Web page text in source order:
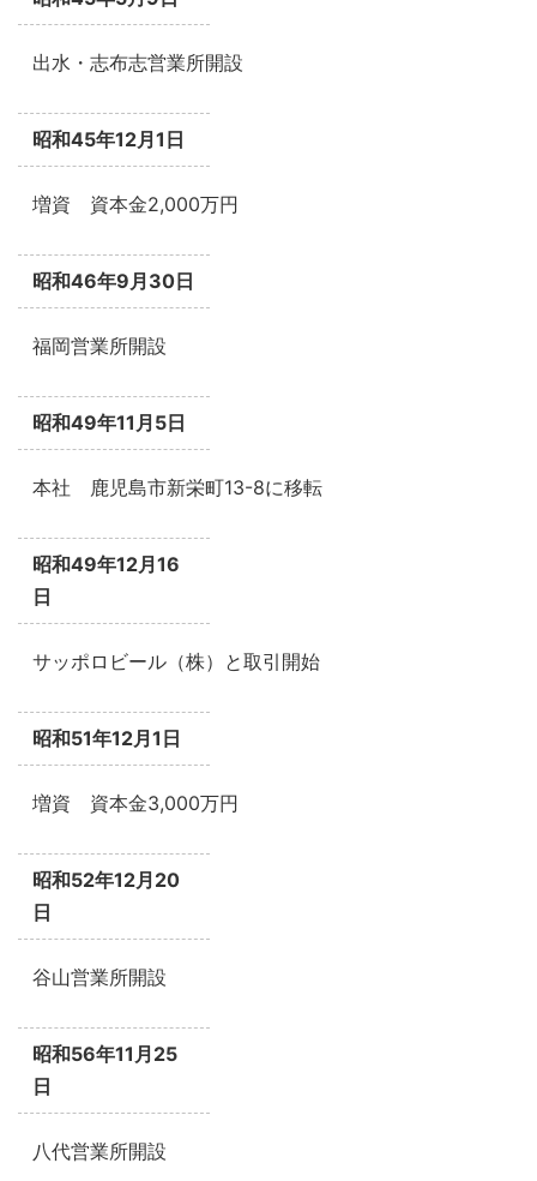
出水・志布志営業所開設
昭和45年12月1日
増資 資本金2,000万円
昭和46年9月30日
福岡営業所開設
昭和49年11月5日
本社 鹿児島市新栄町13-8に移転
昭和49年12月16
日
サッポロビール（株）と取引開始
昭和51年12月1日
増資 資本金3,000万円
昭和52年12月20
日
谷山営業所開設
昭和56年11月25
日
八代営業所開設